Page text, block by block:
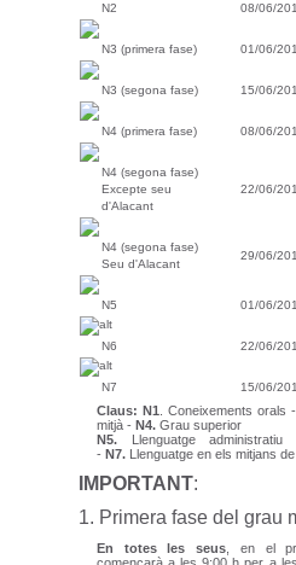
N2 08/06/
N3 (primera fase) 01/06/
N3 (segona fase) 15/06/
N4 (primera fase) 08/06/
N4 (segona fase)
Excepte seu
d'Alacant
22/06/
N4 (segona fase)
Seu d'Alacant
29/06/
N5 01/06/
N6 22/06/
N7 15/06/
Claus: N1 . Coneixements orals -
mitjà - N4. Grau superior
N5. Llenguatge administratiu
- N7. Llenguatge en els mitjans
IMPORTANT:
1. Primera fase del grau
En totes les seus , en el